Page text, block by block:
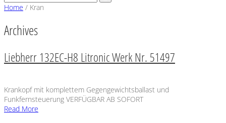
Home / Kran
Archives
Liebherr 132EC-H8 Litronic Werk Nr. 51497
Krankopf mit komplettem Gegengewichtsballast und
Funkfernsteuerung VERFÜGBAR AB SOFORT
Read More